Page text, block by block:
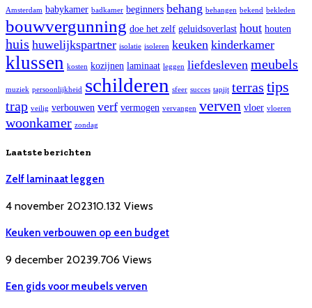
Amsterdam babykamer badkamer beginners behang behangen bekend bekleden
bouwvergunning doe het zelf geluidsoverlast hout houten
huis huwelijkspartner isolatie isoleren keuken kinderkamer
klussen kosten kozijnen laminaat leggen liefdesleven meubels
muziek persoonlijkheid schilderen sfeer succes tapijt terras tips
trap veilig verbouwen verf vermogen vervangen verven vloer vloeren
woonkamer zondag
Laatste berichten
Zelf laminaat leggen
4 november 202310.132 Views
Keuken verbouwen op een budget
9 december 20239.706 Views
Een gids voor meubels verven